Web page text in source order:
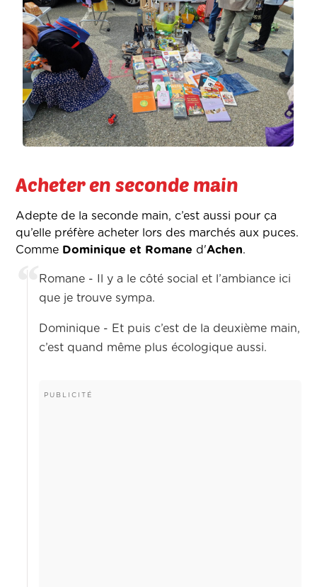
Acheter en seconde main
Adepte de la seconde main, c’est aussi pour ça
qu’elle préfère acheter lors des marchés aux puces.
Comme Dominique et Romane d'Achen.
Romane - Il y a le côté social et l’ambiance ici
que je trouve sympa.
Dominique - Et puis c’est de la deuxième main,
c’est quand même plus écologique aussi.